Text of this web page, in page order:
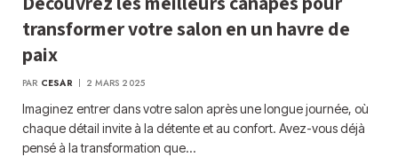
transformer votre salon en un havre de
paix
PAR CESAR 2 MARS 2025
Imaginez entrer dans votre salon après une longue journée, où
chaque détail invite à la détente et au confort. Avez-vous déjà
pensé à la transformation que…